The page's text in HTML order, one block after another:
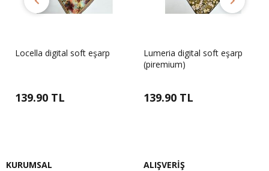
Locella digital soft eşarp
139.90 TL
Lumeria digital soft eşarp
(piremium)
139.90 TL
KURUMSAL ALIŞVERİŞ